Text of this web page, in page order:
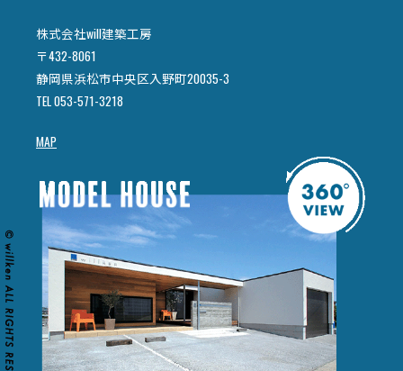
株式会社will建築工房
〒432-8061
静岡県浜松市中央区入野町20035-3
TEL 053-571-3218
MAP